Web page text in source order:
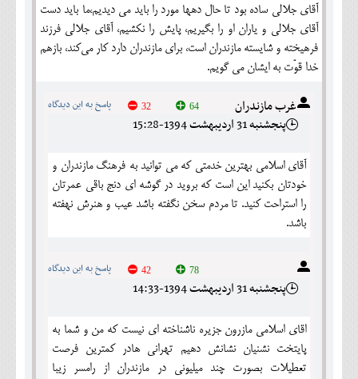
آقای جلالی ساده بود تا حال دهها مورد را باید می دیدیم،ما باید دست
آقای جلالی و یاران او را بگیریم، پایش را نکشیم، آقای جلالی فرزند
فرهیخته و شایسته مازندران است، برای مازندران دارد کار می‌کند، بازهم
خدا قوّت به ایشان می گویم.
غرب مازندران پاسخ به این دیدگاه 64
32
پنجشنبه 31 ارديبهشت 1394-15:28
آقای اسلامی بهترین خدمتی که می توانید به فرهنگ مازندران و
خودتان بکنید این است که بروید در گوشه ای دنج باقی عمرتان
را استراحت کنید. تا مردم سخن نگفته باشد عیب و هنرش نهفته
باشد.
پاسخ به این دیدگاه 78
42
پنجشنبه 31 ارديبهشت 1394-14:33
اقای اسلامی مازرون جزیره ناشناخته ای نیست که من و شما به
پایتخت نشنیان نشانش دهیم تهرانی هادر کمترین فرصت
تعطیلات بصورت چند میلیونی در مازندران از رامسر زیبا